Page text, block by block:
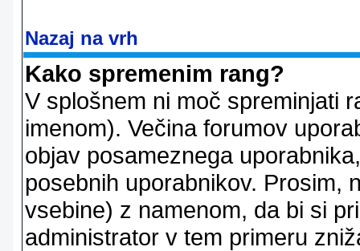
Nazaj na vrh
Kako spremenim rang?
V splošnem ni moč spreminjati
imenom). Večina forumov
objav posameznega
posebnih uporabnikov. Prosim,
vsebine) z namenom, da bi si
administrator v tem primeru